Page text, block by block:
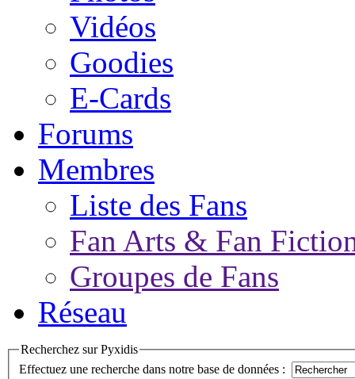
Vidéos
Goodies
E-Cards
Forums
Membres
Liste des Fans
Fan Arts & Fan
Groupes de Fans
Réseau
Recherchez sur Pyxidis
Effectuez une recherche dans notre base de données :